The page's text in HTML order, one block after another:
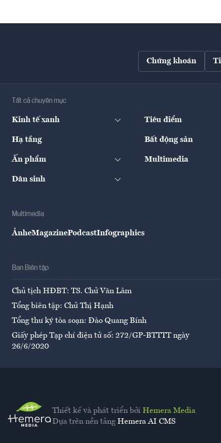
Chứng khoán
Tất cả chuyên mục
Kinh tế xanh Tiêu điểm
Hạ tầng Bất động sản
Ấn phẩm Multimedia
Dân sinh
Multimedia
ẢnheMagazinePodcastInfographics
Ban Biên tập
Chủ tịch HĐBT: TS. Chử Văn Lâm
Tổng biên tập: Chử Thị Hạnh
Tổng thư ký tòa soạn: Đào Quang Bính
Giấy phép Tạp chí điện tử số: 272/GP-BTTTT ngày
26/6/2020
Thiết kế và phát triển bởi Hemera Media
Dựa trên nền tảng Hemera AI CMS